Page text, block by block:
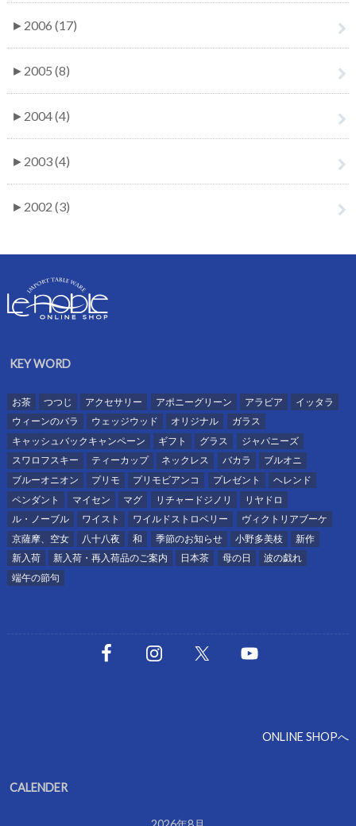
► 2006 (17)
► 2005 (8)
► 2004 (4)
► 2003 (4)
► 2002 (3)
KEY WORD
お茶 つつじ アクセサリー アポニーグリーン アラビア
イッタラ
ウィーンのバラ
ウェッジウッド オリジナル
ガラス
キャッシュバックキャンペーン
ギフト グラス
ジャパニーズ
スワロフスキー
ティーカップ ネックレス バカラ
ブルオニ
ブルーオニオン
プリモ プリモビアンコ プレゼント
ヘレンド
ペンダント
マイセン マグ リチャードジノリ
リヤドロ
ル・ノーブル
ワイスト ワイルドストロベリー
ヴィクトリアブーケ
京薩摩、空女
八十八夜 和 季節のお知らせ 小野多美枝
新作
新入荷
新入荷・再入荷品のご案内 日本茶 母の日
波の戯れ
端午の節句
ONLINE SHOPへ
CALENDER